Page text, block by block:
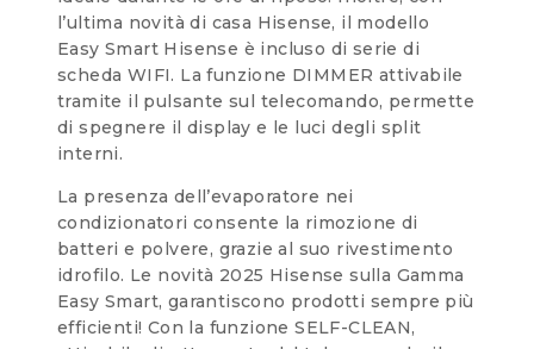
l’ultima novità di casa Hisense, il modello
Easy Smart Hisense è incluso di serie di
scheda WIFI. La funzione DIMMER attivabile
tramite il pulsante sul telecomando, permette
di spegnere il display e le luci degli split
interni.
La presenza dell’evaporatore nei
condizionatori consente la rimozione di
batteri e polvere, grazie al suo rivestimento
idrofilo. Le novità 2025 Hisense sulla Gamma
Easy Smart, garantiscono prodotti sempre più
efficienti! Con la funzione SELF-CLEAN,